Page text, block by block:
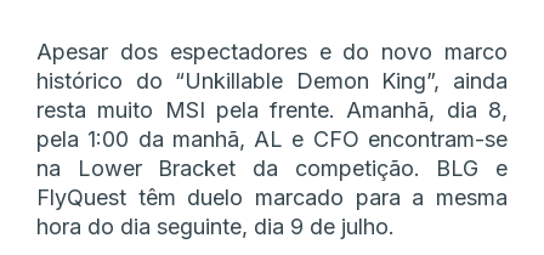
Apesar dos espectadores e do novo marco
histórico do “Unkillable Demon King”, ainda
resta muito MSI pela frente. Amanhã, dia 8,
pela 1:00 da manhã, AL e CFO encontram-se
na Lower Bracket da competição. BLG e
FlyQuest têm duelo marcado para a mesma
hora do dia seguinte, dia 9 de julho.